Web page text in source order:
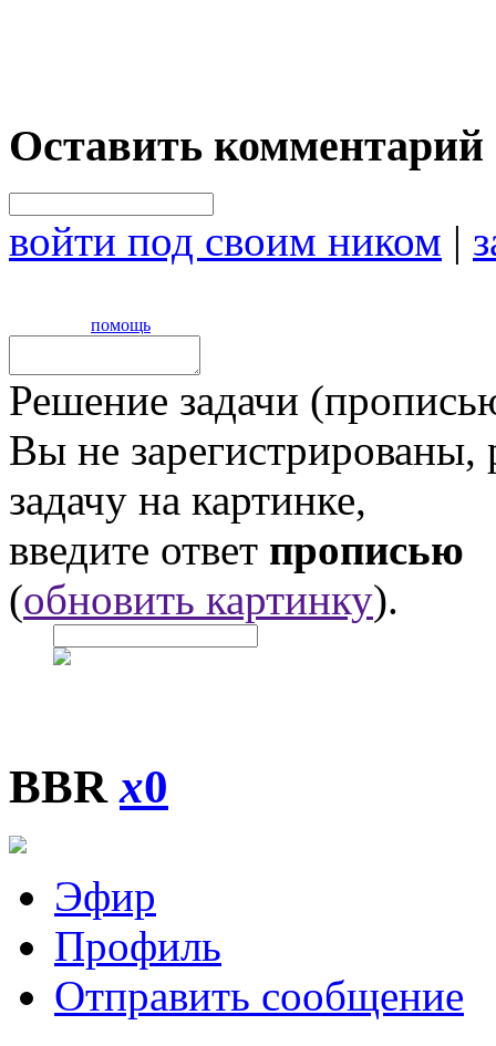
Оставить комментарий
войти под своим ником |
помощь
Решение задачи
Вы не
задачу на картинке,
введите ответ прописью
(обновить картинку).
BBRx0
Эфир
Профиль
Отправить сообщение